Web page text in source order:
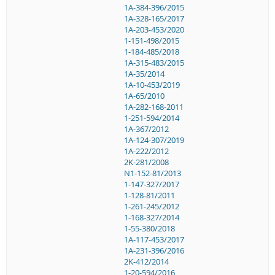
1A-384-396/2015
1A-328-165/2017
1A-203-453/2020
1-151-498/2015
1-184-485/2018
1A-315-483/2015
1A-35/2014
1A-10-453/2019
1A-65/2010
1A-282-168-2011
1-251-594/2014
1A-367/2012
1A-124-307/2019
1A-222/2012
2K-281/2008
N1-152-81/2013
1-147-327/2017
1-128-81/2011
1-261-245/2012
1-168-327/2014
1-55-380/2018
1A-117-453/2017
1A-231-396/2016
2K-412/2014
1-20-594/2016